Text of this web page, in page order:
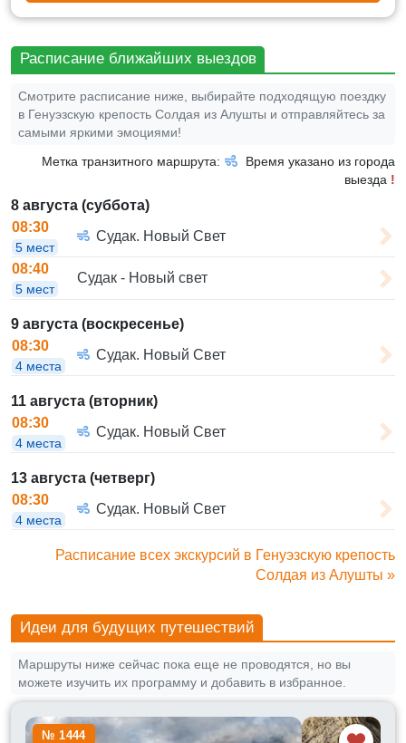
Расписание ближайших выездов
Смотрите расписание ниже, выбирайте подходящую поездку
в Генуэзскую крепость Солдая из Алушты и отправляйтесь за
самыми яркими эмоциями!
Метка транзитного маршрута:
Время указано из города
выезда !
8 августа (суббота)
08:30
5 мест
Судак. Новый Свет
08:40
5 мест
Судак - Новый свет
9 августа (воскресенье)
08:30
4 места
Судак. Новый Свет
11 августа (вторник)
08:30
4 места
Судак. Новый Свет
13 августа (четверг)
08:30
4 места
Судак. Новый Свет
Расписание всех экскурсий в Генуэзскую крепость
Солдая из Алушты »
Идеи для будущих путешествий
Маршруты ниже сейчас пока еще не проводятся, но вы
можете изучить их программу и добавить в избранное.
№ 1444